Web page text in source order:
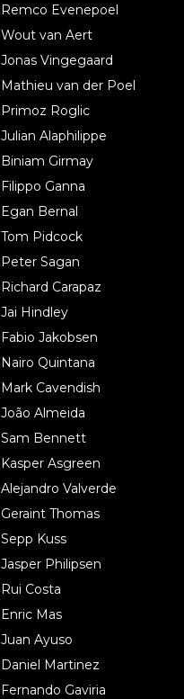
Remco Evenepoel
Wout van Aert
Jonas Vingegaard
Mathieu van der Poel
Primoz Roglic
Julian Alaphilippe
Biniam Girmay
Filippo Ganna
Egan Bernal
Tom Pidcock
Peter Sagan
Richard Carapaz
Jai Hindley
Fabio Jakobsen
Nairo Quintana
Mark Cavendish
João Almeida
Sam Bennett
Kasper Asgreen
Alejandro Valverde
Geraint Thomas
Sepp Kuss
Jasper Philipsen
Rui Costa
Enric Mas
Juan Ayuso
Daniel Martinez
Fernando Gaviria